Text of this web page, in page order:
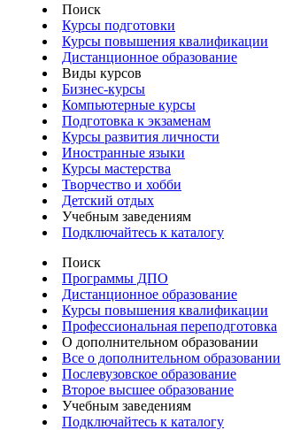
Поиск
Курсы подготовки
Курсы повышения квалификации
Дистанционное образование
Виды курсов
Бизнес-курсы
Компьютерные курсы
Подготовка к экзаменам
Курсы развития личности
Иностранные языки
Курсы мастерства
Творчество и хобби
Детский отдых
Учебным заведениям
Подключайтесь к каталогу
Поиск
Программы ДПО
Дистанционное образование
Курсы повышения квалификации
Профессиональная переподготовка
О дополнительном образовании
Все о дополнительном образовании
Послевузовское образование
Второе высшее образование
Учебным заведениям
Подключайтесь к каталогу